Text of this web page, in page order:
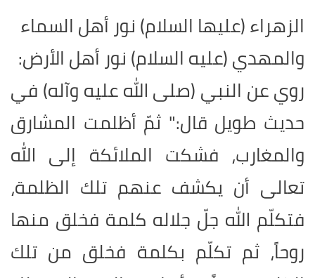
الزهراء (عليها السلام) نور أهل السماء
والمهدي (عليه السلام) نور أهل الأرض:
روي عن النبي (صلى الله عليه وآله) في
حديث طويل قال:" ثمّ أظلمت المشارق
والمغارب، فشكت الملائكة إلى الله
تعالى أن يكشف عنهم تلك الظلمة،
فتكلّم الله جلّ جلاله كلمة فخلق منها
روحاً، ثم تكلّم بكلمة فخلق من تلك